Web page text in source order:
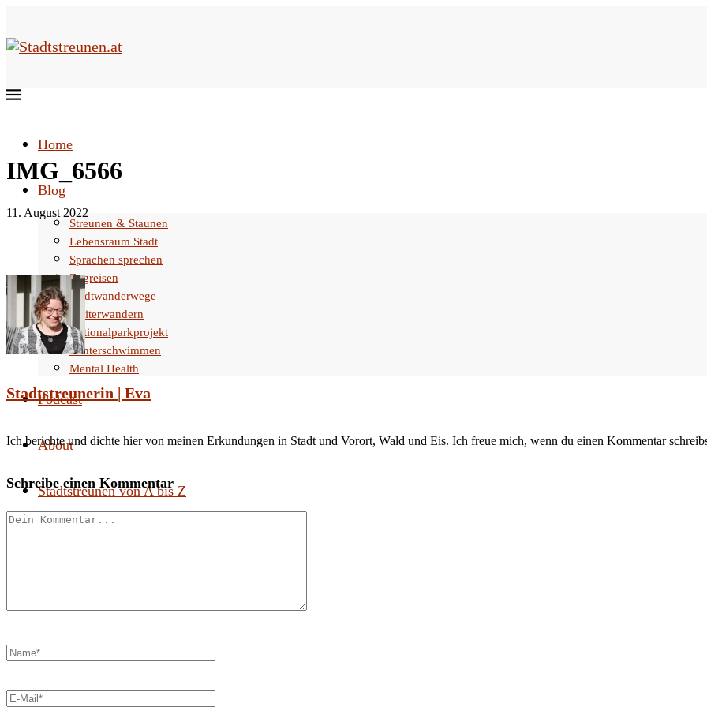
Home
Blog
Streunen & Staunen
Lebensraum Stadt
Sprachen sprechen
Zugreisen
Stadtwanderwege
Weiterwandern
Nationalparkprojekt
Winterschwimmen
Mental Health
Podcast
About
Stadtstreunen von A bis Z
IMG_6566
11. August 2022
Stadtstreunerin | Eva
Ich berichte und dichte hier von meinen Erkundungen in Stadt und Vorort, Wald und Eis. Ich freue mich, wenn du einen Kommentar
Schreibe einen Kommentar